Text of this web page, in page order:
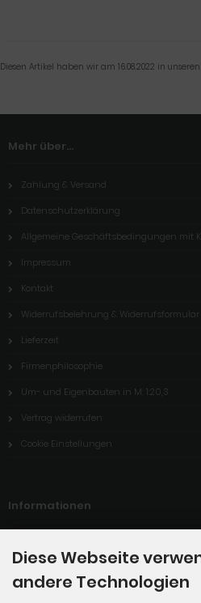
Diesen Artikel haben wir am 16.08.2022 in
Mehr über...
Zahlung & Versand
Datenschutzerklärung
Allgemeine Geschäftsbedingungen mit
Impressum
Kontakt
Widerrufsbelehrung & Widerrufsformular
Lieferzeit
Firmenphilosophie
Um- und Eigenbauten in M: 1:20,3
Vertrag widerrufen
Cookie Einstellungen
Informationen
Diese Webseite
andere Technologien